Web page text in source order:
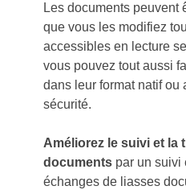
Les documents peuvent
que vous les modifiez
accessibles en lecture
vous pouvez tout aussi
dans leur format natif ou
sécurité.
Améliorez le suivi et la
documents par un suivi
échanges de liasses